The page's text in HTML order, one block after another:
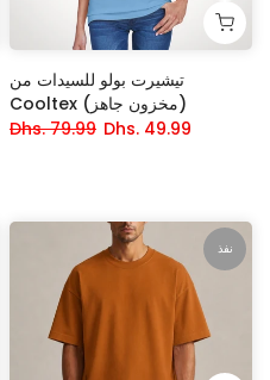
تيشيرت بولو للسيدات من
Cooltex (مخزون جاهز)
Dhs. 79.99 Dhs. 49.99
نفذ